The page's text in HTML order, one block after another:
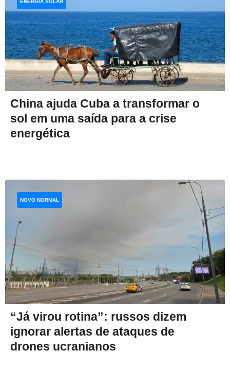
China ajuda Cuba a transformar o
sol em uma saída para a crise
energética
ENERGIA SOLAR
“Já virou rotina”: russos dizem
ignorar alertas de ataques de
drones ucranianos
NOVO NORMAL